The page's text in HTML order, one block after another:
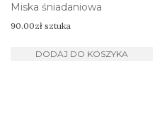
Miska śniadaniowa
90.00zł sztuka
DODAJ DO KOSZYKA